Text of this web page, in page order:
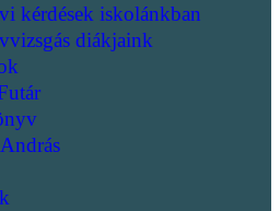
kérdések iskolánkban
diákjaink